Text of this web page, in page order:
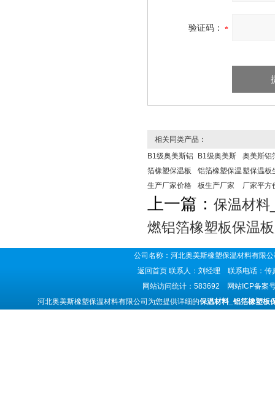
验证码：
相关同类产品：
B1级奥美斯铝
箔橡塑保温板
生产厂家价格
B1级奥美斯
铝箔橡塑保温
板生产厂家
奥美斯铝
塑保温板
厂家平方
上一篇： 保温材料
燃铝箔橡塑板保温
公司名称：河北奥美斯橡塑保温材料有
返回首页 联系人：刘经理 联系电话：
网站访问统计：583692 网站ICP备案
河北奥美斯橡塑保温材料有限公司为您提供详细的保温材料_铝箔橡塑板